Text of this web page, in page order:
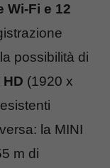
Wi-Fi e 12
possibilità di
(1920 x
la MINI
m di